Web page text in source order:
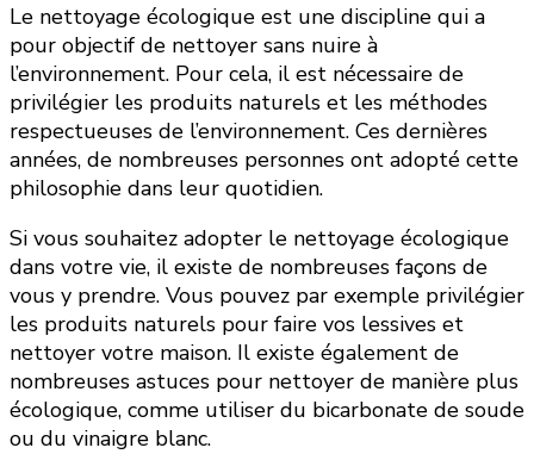
Le nettoyage écologique est une discipline qui a
pour objectif de nettoyer sans nuire à
l’environnement. Pour cela, il est nécessaire de
privilégier les produits naturels et les méthodes
respectueuses de l’environnement. Ces dernières
années, de nombreuses personnes ont adopté cette
philosophie dans leur quotidien.
Si vous souhaitez adopter le nettoyage écologique
dans votre vie, il existe de nombreuses façons de
vous y prendre. Vous pouvez par exemple privilégier
les produits naturels pour faire vos lessives et
nettoyer votre maison. Il existe également de
nombreuses astuces pour nettoyer de manière plus
écologique, comme utiliser du bicarbonate de soude
ou du vinaigre blanc.